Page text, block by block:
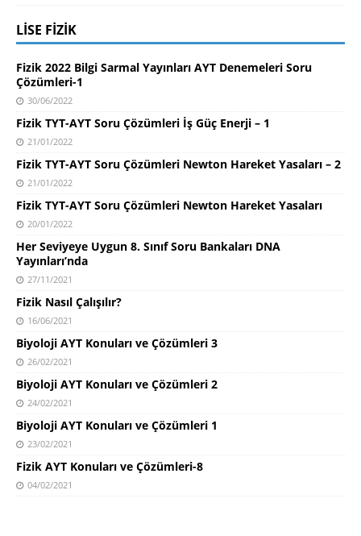
LISE FIZIK
Fizik 2022 Bilgi Sarmal Yayınları AYT Denemeleri Soru
Çözümleri-1
30/06/2022
Fizik TYT-AYT Soru Çözümleri İş Güç Enerji – 1
21/01/2022
Fizik TYT-AYT Soru Çözümleri Newton Hareket Yasaları – 2
21/01/2022
Fizik TYT-AYT Soru Çözümleri Newton Hareket Yasaları
20/01/2022
Her Seviyeye Uygun 8. Sınıf Soru Bankaları DNA
Yayınları’nda
27/11/2021
Fizik Nasıl Çalışılır?
16/06/2021
Biyoloji AYT Konuları ve Çözümleri 3
26/02/2021
Biyoloji AYT Konuları ve Çözümleri 2
24/02/2021
Biyoloji AYT Konuları ve Çözümleri 1
23/02/2021
Fizik AYT Konuları ve Çözümleri-8
04/02/2021